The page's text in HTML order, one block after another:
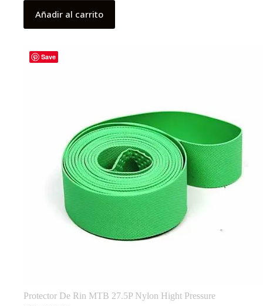
Añadir al carrito
Save
Protector De Rin MTB 27.5P Nylon Hight Pressure